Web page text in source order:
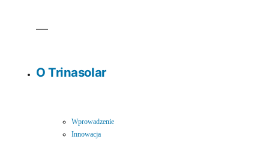
O Trinasolar
Wprowadzenie
Innowacja